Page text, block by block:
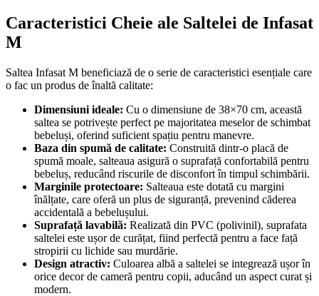
Caracteristici Cheie ale Saltelei de Infasat
M
Saltea Infasat M beneficiază de o serie de caracteristici esențiale care
o fac un produs de înaltă calitate:
Dimensiuni ideale: Cu o dimensiune de 38×70 cm, această
saltea se potrivește perfect pe majoritatea meselor de schimbat
bebeluși, oferind suficient spațiu pentru manevre.
Baza din spumă de calitate: Construită dintr-o placă de
spumă moale, salteaua asigură o suprafață confortabilă pentru
bebeluș, reducând riscurile de disconfort în timpul schimbării.
Marginile protectoare: Salteaua este dotată cu margini
înălțate, care oferă un plus de siguranță, prevenind căderea
accidentală a bebelușului.
Suprafață lavabilă: Realizată din PVC (polivinil), suprafata
saltelei este ușor de curățat, fiind perfectă pentru a face față
stropirii cu lichide sau murdărie.
Design atractiv: Culoarea albă a saltelei se integrează ușor în
orice decor de cameră pentru copii, aducând un aspect curat și
modern.